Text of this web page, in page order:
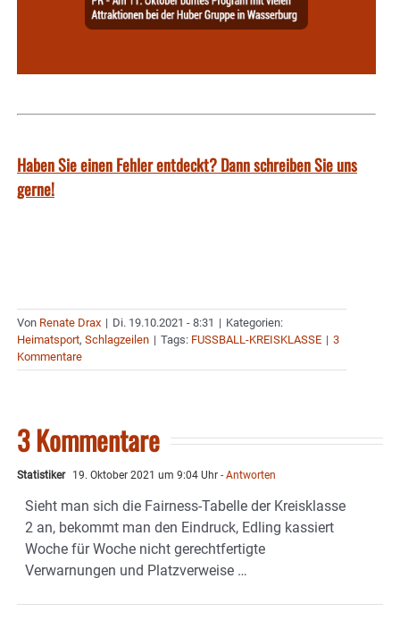
Haben Sie einen Fehler entdeckt? Dann schreiben Sie uns
gerne!
Von Renate Drax | Di. 19.10.2021 - 8:31 | Kategorien:
Heimatsport, Schlagzeilen | Tags: FUSSBALL-KREISKLASSE | 3
Kommentare
3 Kommentare
Statistiker 19. Oktober 2021 um 9:04 Uhr - Antworten
Sieht man sich die Fairness-Tabelle der Kreisklasse
2 an, bekommt man den Eindruck, Edling kassiert
Woche für Woche nicht gerechtfertigte
Verwarnungen und Platzverweise …